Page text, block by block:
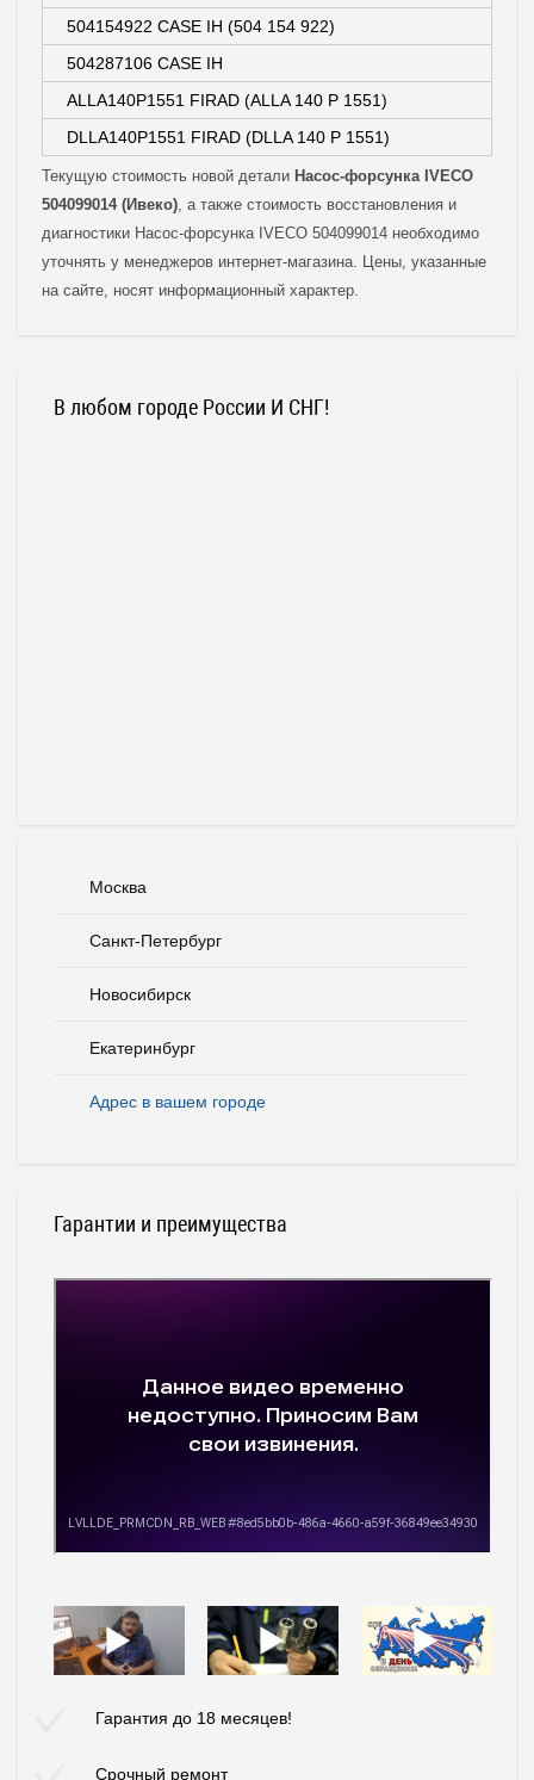
504154922 CASE IH (504 154 922)
504287106 CASE IH
ALLA140P1551 FIRAD (ALLA 140 P 1551)
DLLA140P1551 FIRAD (DLLA 140 P 1551)
Текущую стоимость новой детали Насос-форсунка IVECO
504099014 (Ивеко), а также стоимость восстановления и
диагностики Насос-форсунка IVECO 504099014 необходимо
уточнять у менеджеров интернет-магазина. Цены, указанные
на сайте, носят информационный характер.
В любом городе России И СНГ!
Москва
Санкт-Петербург
Новосибирск
Екатеринбург
Адрес в вашем городе
Гарантии и преимущества
Гарантия до 18 месяцев!
Срочный ремонт